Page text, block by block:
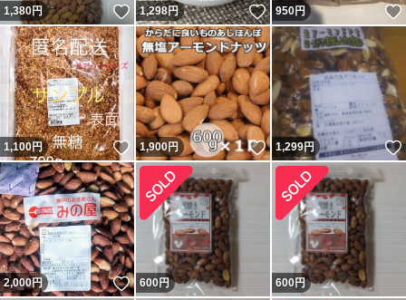
1,380円 いいね！
1,298円 いいね！
950円
1,100円 いいね！
1,900円 いいね！
1,299円
2,000円 いいね！
600円 600円